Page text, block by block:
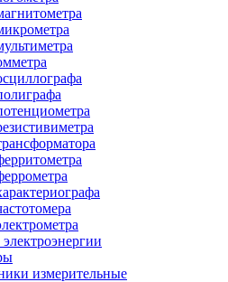
измерительные